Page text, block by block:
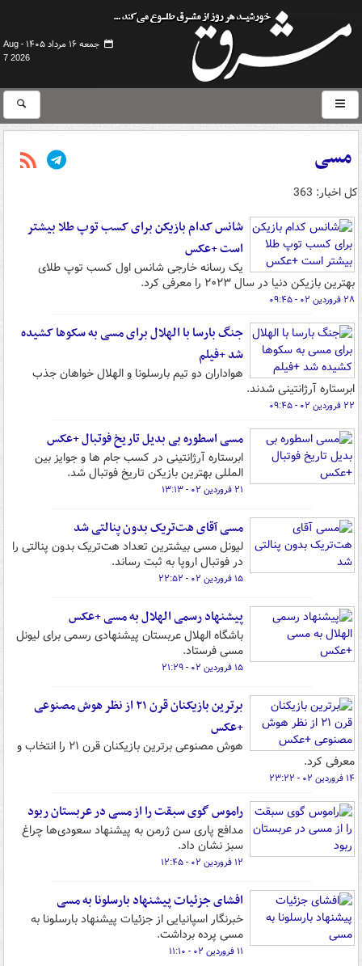
جمعه ۱۶ مرداد ۱۴۰۵ -
Aug
7 2026
مسی
کل اخبار: 363
شانس کدام بازیکن برای کسب توپ طلا بیشتر
است +عکس
یک رسانه خارجی شانس اول کسب توپ طلای
بهترین بازیکن دنیا در سال ۲۰۲۳ را معرفی کرد.
۲۸ فروردین ۰۲ - ۰۹:۴۵
جنگ بارسا با الهلال برای مسی به سکوها کشیده
شد +فیلم
هواداران دو تیم بارسلونا و الهلال خواهان جذب
ابرستاره آرژانتینی شدند.
۲۲ فروردین ۰۲ - ۰۹:۴۵
مسی اسطوره بی بدیل تاریخ فوتبال +عکس
ابرستاره آرژانتینی در کسب جام ها و جوایز بین
المللی بهترین بازیکن تاریخ فوتبال شد.
۲۱ فروردین ۰۲ - ۱۳:۱۳
مسی آقای هت‌تریک بدون پنالتی شد
لیونل مسی بیشترین تعداد هت‌تریک بدون پنالتی را
در فوتبال اروپا به ثبت رساند.
۱۵ فروردین ۰۲ - ۲۲:۵۲
پیشنهاد رسمی الهلال به مسی +عکس
باشگاه الهلال عربستان پیشنهادی رسمی برای لیونل
مسی فرستاد.
۱۵ فروردین ۰۲ - ۲۱:۲۹
برترین بازیکنان قرن ۲۱ از نظر هوش مصنوعی
+عکس
هوش مصنوعی برترین بازیکنان قرن ۲۱ را انتخاب و
معرفی کرد.
۱۴ فروردین ۰۲ - ۲۳:۲۲
راموس گوی سبقت را از مسی در عربستان ربود
مدافع پاری سن ژرمن به پیشنهاد سعودی‌ها چراغ
سبز نشان داد.
۱۲ فروردین ۰۲ - ۱۲:۴۵
افشای جزئیات پیشنهاد بارسلونا به مسی
خبرنگار اسپانیایی از جزئیات پیشنهاد بارسلونا به
مسی پرده برداشت.
۱۱ فروردین ۰۲ - ۱۱:۱۰